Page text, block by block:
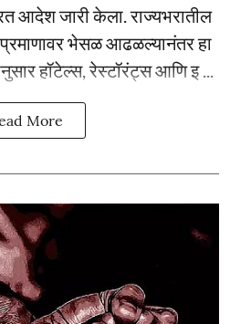
आदेश जारी केला. राज्यभरातील
प्रमाणावर भेसळ आढळल्यानंतर हा
हॉटेल्स, रेस्टॉरंट्स आणि इ ...
More